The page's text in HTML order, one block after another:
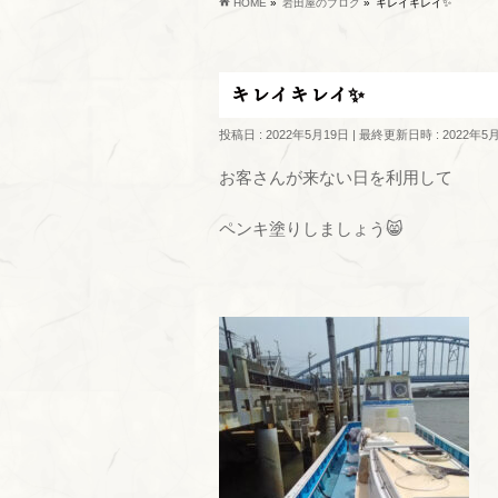
HOME » 岩田屋のブログ » キレイキレイ✨
キレイキレイ✨
投稿日 : 2022年5月19日 最終更新日時 : 2022年5
お客さんが来ない日を利用して
ペンキ塗りしましょう😸